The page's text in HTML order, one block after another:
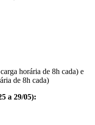
horária de 8h cada) e
de 8h cada)
a 29/05):